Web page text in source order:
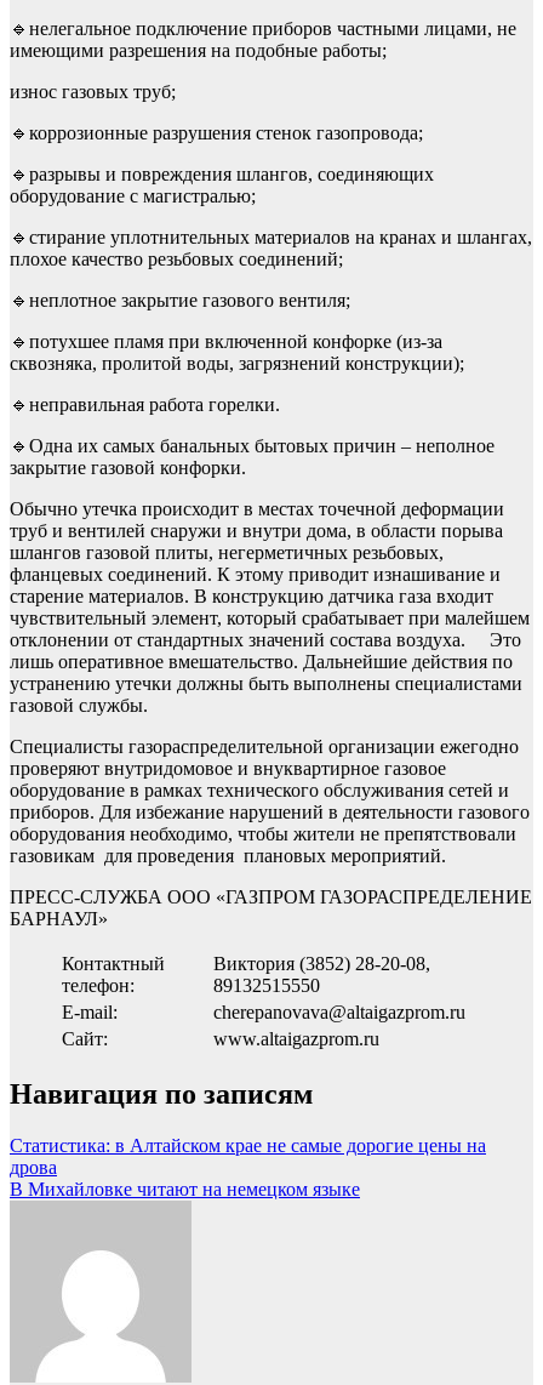
🔹нелегальное подключение приборов частными лицами, не
имеющими разрешения на подобные работы;
износ газовых труб;
🔹коррозионные разрушения стенок газопровода;
🔹разрывы и повреждения шлангов, соединяющих
оборудование с магистралью;
🔹стирание уплотнительных материалов на кранах и шлангах,
плохое качество резьбовых соединений;
🔹неплотное закрытие газового вентиля;
🔹потухшее пламя при включенной конфорке (из-за
сквозняка, пролитой воды, загрязнений конструкции);
🔹неправильная работа горелки.
🔹Одна их самых банальных бытовых причин – неполное
закрытие газовой конфорки.
Обычно утечка происходит в местах точечной деформации
труб и вентилей снаружи и внутри дома, в области порыва
шлангов газовой плиты, негерметичных резьбовых,
фланцевых соединений. К этому приводит изнашивание и
старение материалов. В конструкцию датчика газа входит
чувствительный элемент, который срабатывает при малейшем
отклонении от стандартных значений состава воздуха. Это
лишь оперативное вмешательство. Дальнейшие действия по
устранению утечки должны быть выполнены специалистами
газовой службы.
Специалисты газораспределительной организации ежегодно
проверяют внутридомовое и внуквартирное газовое
оборудование в рамках технического обслуживания сетей и
приборов. Для избежание нарушений в деятельности газового
оборудования необходимо, чтобы жители не препятствовали
газовикам для проведения плановых мероприятий.
ПРЕСС-СЛУЖБА ООО «ГАЗПРОМ ГАЗОРАСПРЕДЕЛЕНИЕ
БАРНАУЛ»
Контактный
телефон:
Виктория (3852) 28-20-08,
89132515550
Е-mail:
cherepanovava@altaigazprom.ru
Сайт:
www.altaigazprom.ru
Навигация по записям
Статистика: в Алтайском крае не самые дорогие цены на
дрова
В Михайловке читают на немецком языке